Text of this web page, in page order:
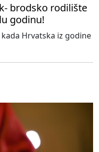
brodsko rodilište
godinu!
kada Hrvatska iz godine